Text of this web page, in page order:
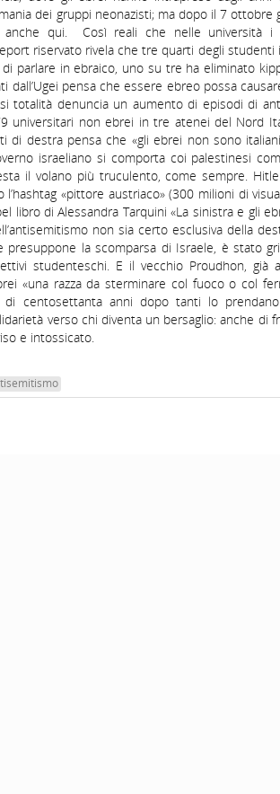
dei gruppi neonazisti; ma dopo il 7
anche qui. Così reali che nelle università i
riservato rivela che tre quarti degli studenti
parlare in ebraico, uno su tre ha eliminato
dall’Ugei pensa che essere ebreo possa
totalità denuncia un aumento di episodi di
universitari non ebrei in tre atenei del Nord
di destra pensa che «gli ebrei non sono
israeliano si comporta coi palestinesi
il volano più truculento, come sempre.
l’hashtag «pittore austriaco» (300 milioni di
libro di Alessandra Tarquini «La sinistra e gli
non sia certo esclusiva della
presuppone la scomparsa di Israele, è stato
studenteschi. E il vecchio Proudhon, già
«una razza da sterminare col fuoco o col
di centosettanta anni dopo tanti lo
verso chi diventa un bersaglio: anche di
e intossicato.